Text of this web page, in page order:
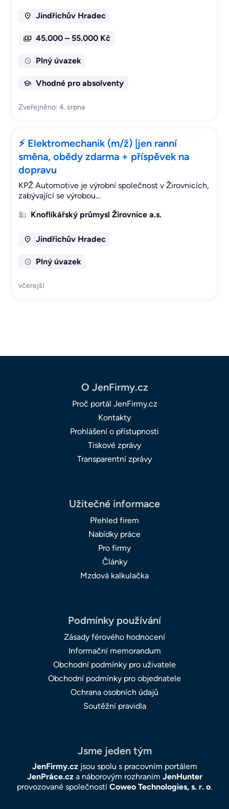
Jindřichův Hradec
45.000 – 55.000 Kč
Plný úvazek
Vhodné pro absolventy
Zveřejněno: 4. srpna
⚡ Elektromechanik (m/ž) |jen ranní
směna, obědy zdarma + příspěvek na
dopravu
KPŽ Automotive je výrobní společnost v Žirovnicích,
zabývající se výrobou…
Knoflíkářský průmysl Žirovnice a.s.
Jindřichův Hradec
Plný úvazek
včerejší
O JenFirmy.cz
Proč portál JenFirmy.cz
Kontakty
Prohlášení o přístupnosti
Tiskové zprávy
Transparentní zprávy
Užitečné informace
Přehled firem
Nabídky práce
Pro firmy
Články
Mzdová kalkulačka
Podmínky používání
Zásady férového hodnocení
Informační memorandum
Obchodní podmínky pro uživatele
Obchodní podmínky pro objednatele
Ochrana osobních údajů
Soutěžní pravidla
Jsme jeden tým
JenFirmy.czjsou spolu s pracovním portálem
JenPráce.cza náborovým rozhraním JenHunter
provozované společností Coweo Technologies, s. r. o.